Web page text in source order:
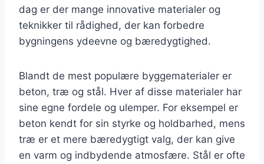
dag er der mange innovative materialer og
teknikker til rådighed, der kan forbedre
bygningens ydeevne og bæredygtighed.
Blandt de mest populære byggematerialer er
beton, træ og stål. Hver af disse materialer har
sine egne fordele og ulemper. For eksempel er
beton kendt for sin styrke og holdbarhed, mens
træ er et mere bæredygtigt valg, der kan give
en varm og indbydende atmosfære. Stål er ofte